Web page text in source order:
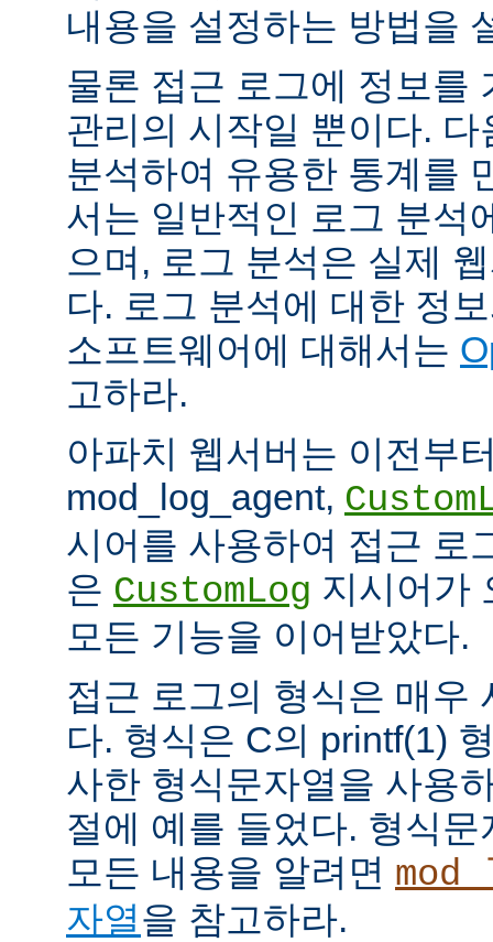
내용을 설정하는 방법을
물론 접근 로그에 정보를
관리의 시작일 뿐이다.
분석하여 유용한 통계를
서는 일반적인 로그 분석
으며, 로그 분석은 실제
다. 로그 분석에 대한 정
소프트웨어에 대해서는
고하라.
아파치 웹서버는 이전부
mod_log_agent,
시어를 사용하여 접근 로
은 CustomLog 지시어가
모든 기능을 이어받았다.
접근 로그의 형식은 매우
다. 형식은 C의 printf(1)
사한 형식문자열을 사용
절에 예를 들었다. 형식
모든 내용을 알려면
자열을 참고하라.